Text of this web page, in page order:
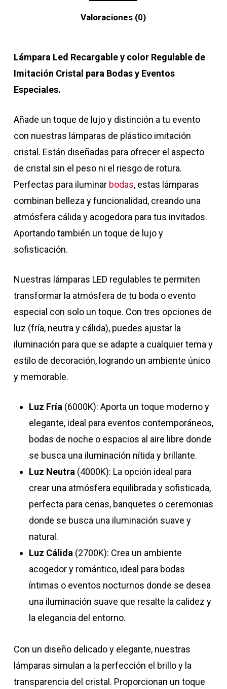
Valoraciones (0)
Lámpara Led Recargable y color Regulable de
Imitación Cristal para Bodas y Eventos
Especiales.
Añade un toque de lujo y distinción a tu evento
con nuestras lámparas de plástico imitación
cristal. Están diseñadas para ofrecer el aspecto
de cristal sin el peso ni el riesgo de rotura.
Perfectas para iluminar bodas, estas lámparas
combinan belleza y funcionalidad, creando una
atmósfera cálida y acogedora para tus invitados.
Aportando también un toque de lujo y
sofisticación.
Nuestras lámparas LED regulables te permiten
transformar la atmósfera de tu boda o evento
especial con solo un toque. Con tres opciones de
luz (fría, neutra y cálida), puedes ajustar la
iluminación para que se adapte a cualquier tema y
estilo de decoración, logrando un ambiente único
y memorable.
Luz Fría(6000K): Aporta un toque moderno y
elegante, ideal para eventos contemporáneos,
bodas de noche o espacios al aire libre donde
se busca una iluminación nítida y brillante.
Luz Neutra(4000K): La opción ideal para
crear una atmósfera equilibrada y sofisticada,
perfecta para cenas, banquetes o ceremonias
donde se busca una iluminación suave y
natural.
Luz Cálida(2700K): Crea un ambiente
acogedor y romántico, ideal para bodas
íntimas o eventos nocturnos donde se desea
una iluminación suave que resalte la calidez y
la elegancia del entorno.
Con un diseño delicado y elegante, nuestras
lámparas simulan a la perfección el brillo y la
transparencia del cristal. Proporcionan un toque